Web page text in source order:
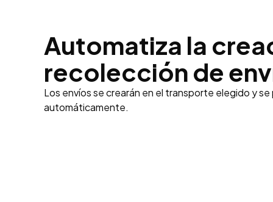
Automatiza la
recolección de
Los envíos se crearán en el transporte elegido y
automáticamente.